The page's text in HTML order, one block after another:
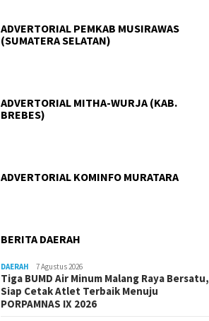
ADVERTORIAL PEMKAB MUSIRAWAS
(SUMATERA SELATAN)
ADVERTORIAL MITHA-WURJA (KAB.
BREBES)
ADVERTORIAL KOMINFO MURATARA
BERITA DAERAH
DAERAH 7 Agustus 2026
Tiga BUMD Air Minum Malang Raya Bersatu,
Siap Cetak Atlet Terbaik Menuju
PORPAMNAS IX 2026